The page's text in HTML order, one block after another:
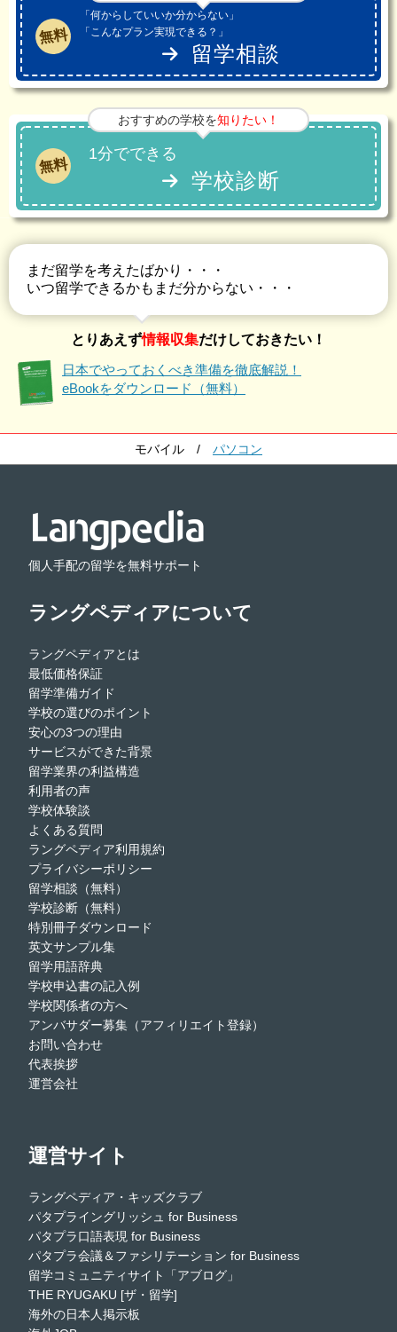
無料
「何からしていいか分からない」
「こんなプラン実現できる？」
留学相談
おすすめの学校を知りたい！
無料
1分でできる
学校診断
まだ留学を考えたばかり・・・
いつ留学できるかもまだ分からない・・・
とりあえず情報収集だけしておきたい！
日本でやっておくべき準備を徹底解説！
eBookをダウンロード（無料）
モバイル / パソコン
個人手配の留学を無料サポート
ラングペディアについて
ラングペディアとは
最低価格保証
留学準備ガイド
学校の選びのポイント
安心の3つの理由
サービスができた背景
留学業界の利益構造
利用者の声
学校体験談
よくある質問
ラングペディア利用規約
プライバシーポリシー
留学相談（無料）
学校診断（無料）
特別冊子ダウンロード
英文サンプル集
留学用語辞典
学校申込書の記入例
学校関係者の方へ
アンバサダー募集（アフィリエイト登録）
お問い合わせ
代表挨拶
運営会社
運営サイト
ラングペディア・キッズクラブ
パタプライングリッシュ for Business
パタプラ口語表現 for Business
パタプラ会議＆ファシリテーション for Business
留学コミュニティサイト「アブログ」
THE RYUGAKU [ザ・留学]
海外の日本人掲示板